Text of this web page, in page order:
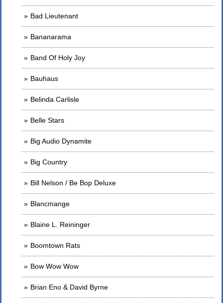
Bad Lieutenant
Bananarama
Band Of Holy Joy
Bauhaus
Belinda Carlisle
Belle Stars
Big Audio Dynamite
Big Country
Bill Nelson / Be Bop Deluxe
Blancmange
Blaine L. Reininger
Boomtown Rats
Bow Wow Wow
Brian Eno & David Byrne